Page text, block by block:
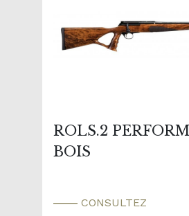
ROLS.2
BOIS
CONSULTEZ